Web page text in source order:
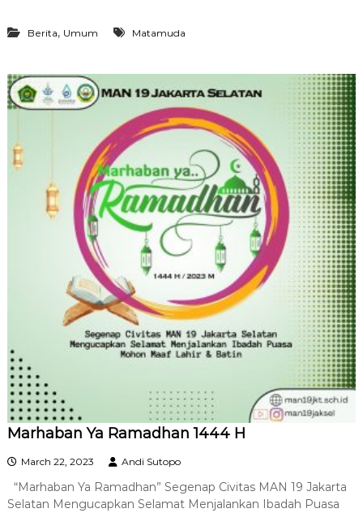
Berita, Umum Matamuda
Marhaban Ya Ramadhan 1444 H
March 22, 2023 Andi Sutopo
“Marhaban Ya Ramadhan” Segenap Civitas MAN 19 Jakarta
Selatan Mengucapkan Selamat Menjalankan Ibadah Puasa